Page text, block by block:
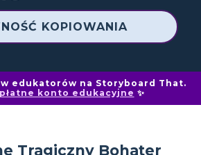
KOPIOWANIA
edukatorów na Storyboard That.
konto edukacyjne ✨